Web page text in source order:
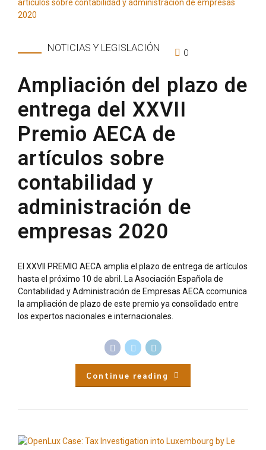
NOTICIAS Y LEGISLACIÓN 0
Ampliación del plazo de
entrega del XXVII
Premio AECA de
artículos sobre
contabilidad y
administración de
empresas 2020
El XXVII PREMIO AECA amplia el plazo de entrega de artículos
hasta el próximo 10 de abril. La Asociación Española de
Contabilidad y Administración de Empresas AECA ccomunica
la ampliación de plazo de este premio ya consolidado entre
los expertos nacionales e internacionales.
Continue reading